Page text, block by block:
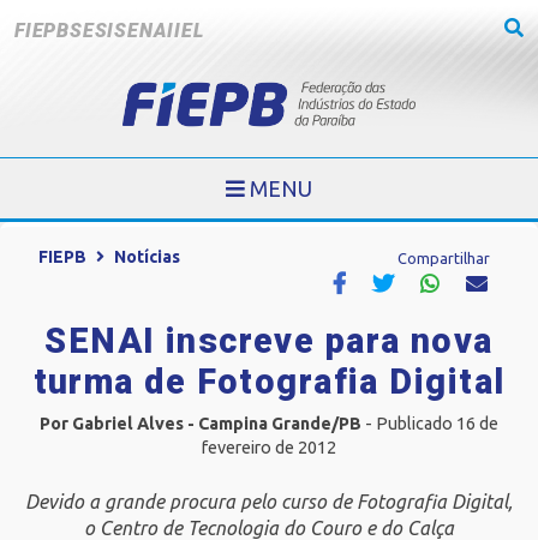
FIEPBSESISENAIIEL
MENU
FIEPB Notícias Compartilhar
SENAI inscreve para nova
turma de Fotografia Digital
Por Gabriel Alves - Campina Grande/PB - Publicado 16 de
fevereiro de 2012
Devido a grande procura pelo curso de Fotografia Digital,
o Centro de Tecnologia do Couro e do Calça